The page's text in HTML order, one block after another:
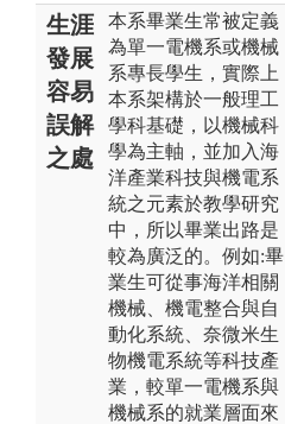
生涯
發展
容易
誤解
之處
本系畢業生常被定義
為單一電機系或機械
系專長學生，實際上
本系架構於一般理工
學科基礎，以機械科
學為主軸，並加入海
洋產業科技與機電系
統之元素於教學研究
中，所以畢業出路是
較為廣泛的。例如:畢
業生可從事海洋相關
機械、機電整合與自
動化系統、奈微米生
物機電系統等科技產
業，較單一電機系與
機械系的就業層面來